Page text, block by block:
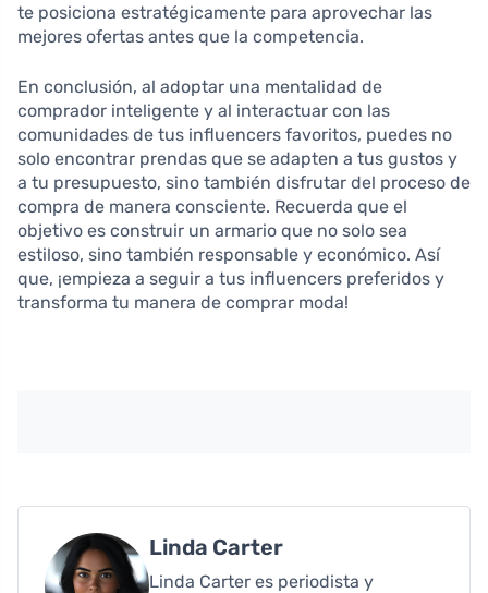
te posiciona estratégicamente para aprovechar las
mejores ofertas antes que la competencia.
En conclusión, al adoptar una mentalidad de
comprador inteligente y al interactuar con las
comunidades de tus influencers favoritos, puedes no
solo encontrar prendas que se adapten a tus gustos y
a tu presupuesto, sino también disfrutar del proceso de
compra de manera consciente. Recuerda que el
objetivo es construir un armario que no solo sea
estiloso, sino también responsable y económico. Así
que, ¡empieza a seguir a tus influencers preferidos y
transforma tu manera de comprar moda!
Linda Carter
Linda Carter es periodista y